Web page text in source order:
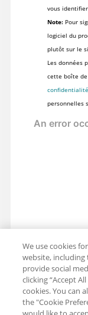
vous
Note:Pour
logiciel du
plutôt sur le
Les données
cette boîte
confidentialité
personnelles
We use cookies
website,
provide social
clicking “Accept
cookies. You can
the "Cookie